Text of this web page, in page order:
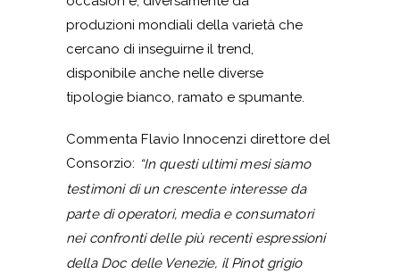
produzioni mondiali della varietà che
cercano di inseguirne il trend,
disponibile anche nelle diverse
tipologie bianco, ramato e spumante.
Commenta Flavio Innocenzi direttore del
Consorzio: “In questi ultimi mesi siamo
testimoni di un crescente interesse da
parte di operatori, media e consumatori
nei confronti delle più recenti espressioni
della Doc delle Venezie, il Pinot grigio